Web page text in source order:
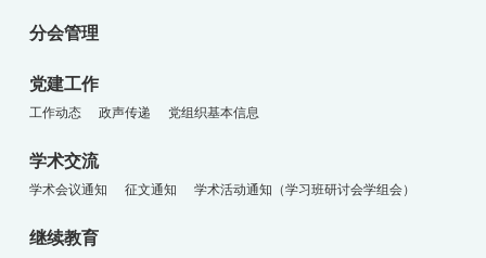
分会管理
党建工作
工作动态 政声传递 党组织基本信息
学术交流
学术会议通知 征文通知 学术活动通知（学习班研讨会学组会）
继续教育